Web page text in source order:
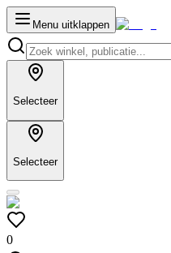
Menu uitklappen
Selecteer
Selecteer
0